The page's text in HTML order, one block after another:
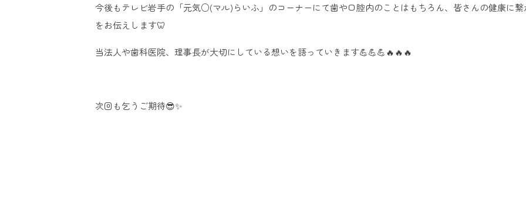
今後もテレビ岩手の「元気○(マル)らいふ」のコーナーにて歯や口腔内のことはもちろん、皆さんの健康に
をお伝えします🦷
当法人や歯科医院、理事長が大切にしている想いを語っていきます💪💪💪🔥🔥🔥
次回も乞うご期待😎✨